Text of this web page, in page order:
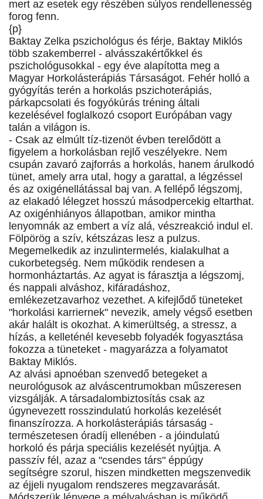
mert az esetek egy részében súlyos rendellenesség
forog fenn.
{p}
Baktay Zelka pszichológus és férje, Baktay Miklós
több szakemberrel - alvásszakértőkkel és
pszichológusokkal - egy éve alapította meg a
Magyar Horkolásterápiás Társaságot. Fehér holló a
gyógyítás terén a horkolás pszichoterápiás,
párkapcsolati és fogyókúrás tréning általi
kezelésével foglalkozó csoport Európában vagy
talán a világon is.
- Csak az elmúlt tíz-tizenöt évben terelődött a
figyelem a horkolásban rejlő veszélyekre. Nem
csupán zavaró zajforrás a horkolás, hanem árulkodó
tünet, amely arra utal, hogy a garattal, a légzéssel
és az oxigénellátással baj van. A fellépő légszomj,
az elakadó lélegzet hosszú másodpercekig eltarthat.
Az oxigénhiányos állapotban, amikor mintha
lenyomnák az embert a víz alá, vészreakció indul el.
Fölpörög a szív, kétszázas lesz a pulzus.
Megemelkedik az inzulintermelés, kialakulhat a
cukorbetegség. Nem működik rendesen a
hormonháztartás. Az agyat is fárasztja a légszomj,
és nappali alváshoz, kifáradáshoz,
emlékezetzavarhoz vezethet. A kifejlődő tüneteket
"horkolási karriernek" nevezik, amely végső esetben
akár halált is okozhat. A kimerültség, a stressz, a
hízás, a kelleténél kevesebb folyadék fogyasztása
fokozza a tüneteket - magyarázza a folyamatot
Baktay Miklós.
Az alvási apnoéban szenvedő betegeket a
neurológusok az alváscentrumokban műszeresen
vizsgálják. A társadalombiztosítás csak az
úgynevezett rosszindulatú horkolás kezelését
finanszírozza. A horkolásterápiás társaság -
természetesen óradíj ellenében - a jóindulatú
horkoló és párja speciális kezelését nyújtja. A
passzív fél, azaz a "csendes társ" éppúgy
segítségre szorul, hiszen mindketten megszenvedik
az éjjeli nyugalom rendszeres megzavarását.